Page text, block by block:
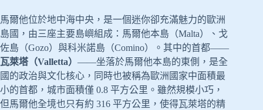
馬爾他位於地中海中央，是一個迷你卻充滿魅力的歐洲
島國，由三座主要島嶼組成：馬爾他本島（Malta）、戈
佐島（Gozo）與科米諾島（Comino）。其中的首都——
瓦萊塔（Valletta） ——坐落於馬爾他本島的東側，是全
國的政治與文化核心，同時也被稱為歐洲國家中面積最
小的首都，城市面積僅 0.8 平方公里。雖然規模小巧，
但馬爾他全境也只有約 316 平方公里，使得瓦萊塔的精